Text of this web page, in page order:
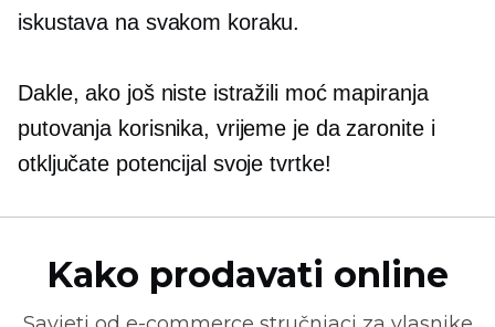
iskustava na svakom koraku.
Dakle, ako još niste istražili moć mapiranja
putovanja korisnika, vrijeme je da zaronite i
otključate potencijal svoje tvrtke!
Kako prodavati online